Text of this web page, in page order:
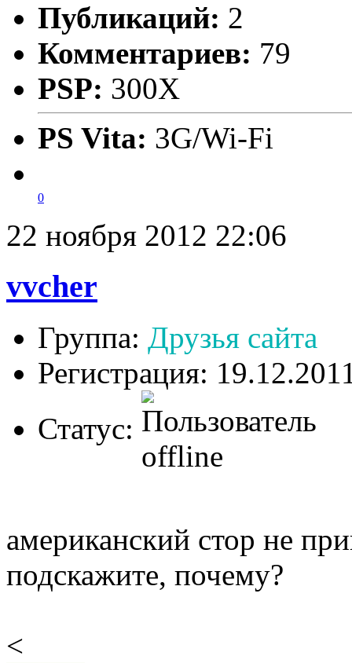
Публикаций: 2
Комментариев: 79
PSP: 300X
PS Vita: 3G/Wi-Fi
0
22 ноября 2012 22:06
vvcher
Группа: Друзья сайта
Регистрация:
Статус:
американский стор не
подскажите, почему?
<